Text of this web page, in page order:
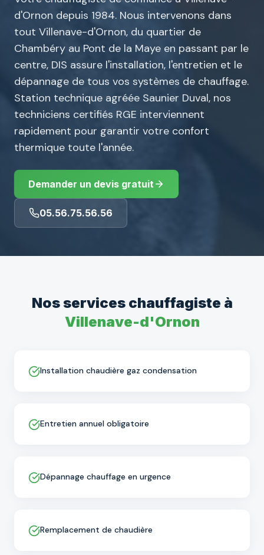
d'Ornon depuis 1984. Nous intervenons dans
tout Villenave-d'Ornon, du quartier de
Chambéry au Pont de la Maye en passant par le
centre, DIS assure l'installation, l'entretien et le
dépannage de tous vos systèmes de chauffage.
Station technique agréée Saunier Duval, nos
techniciens certifiés RGE interviennent
rapidement pour garantir votre confort
thermique toute l'année.
Demander un devis gratuit
05.56.75.56.56
Nos services chauffagiste à
Villenave-d'Ornon
Installation chaudière gaz condensation
Entretien annuel obligatoire
Dépannage chauffage en urgence
Remplacement de chaudière